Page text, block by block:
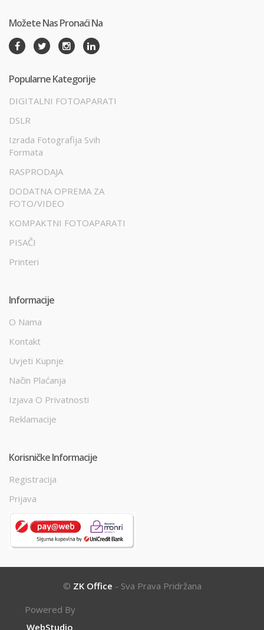
Možete Nas Pronaći Na
Popularne Kategorije
DIGITALNI FOTOAPARATI
DSLR
Izrada Fotografija Svih
Formata
RASPRODAJA
DODATNA OPREMA ZA
FOTO/VIDEO
KOMPAKTNI FOTOAPARATI
PISAČI
Printeri
Informacije
O Nama
Kontakt
Uvjeti Kupnje
Način Plaćanja
Izjava O Privatnosti
Reklamacije
Korisničke Informacije
Registracija
Prijava
© ZK Office - Sva Prava Pridržana
Powered By
WebStudio